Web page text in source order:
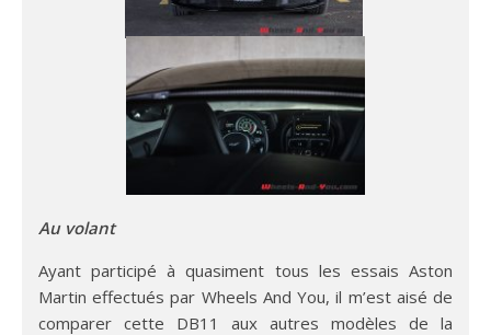
Au volant
Ayant participé à quasiment tous les essais Aston
Martin effectués par Wheels And You, il m’est aisé de
comparer cette DB11 aux autres modèles de la